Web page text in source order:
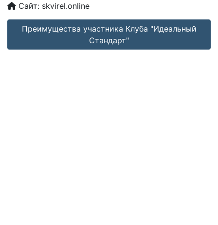
Сайт: skvirel.online
Преимущества участника Клуба "Идеальный
Стандарт"